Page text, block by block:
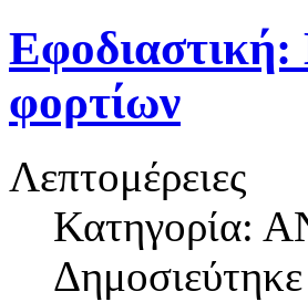
φορτίων
Λεπτομέρειες
Κατηγορία:
Δημοσιεύτηκε